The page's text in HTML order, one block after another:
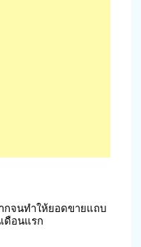
กจนทำให้ยอดขายแถบ
ดือนแรก